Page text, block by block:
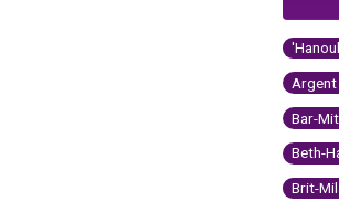
Argent
Bar-
Beth-
Brit-